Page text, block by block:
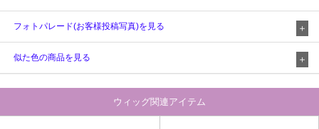
フォトパレード(お客様投稿写真)を見る
似た色の商品を見る
ウィッグ関連アイテム